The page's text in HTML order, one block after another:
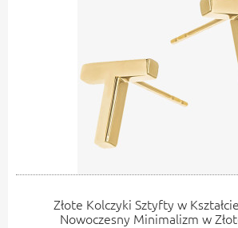
Złote Kolczyki Sztyfty w
Nowoczesny Minimalizm w